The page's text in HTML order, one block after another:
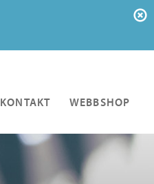
KONTAKT WEBBSHOP